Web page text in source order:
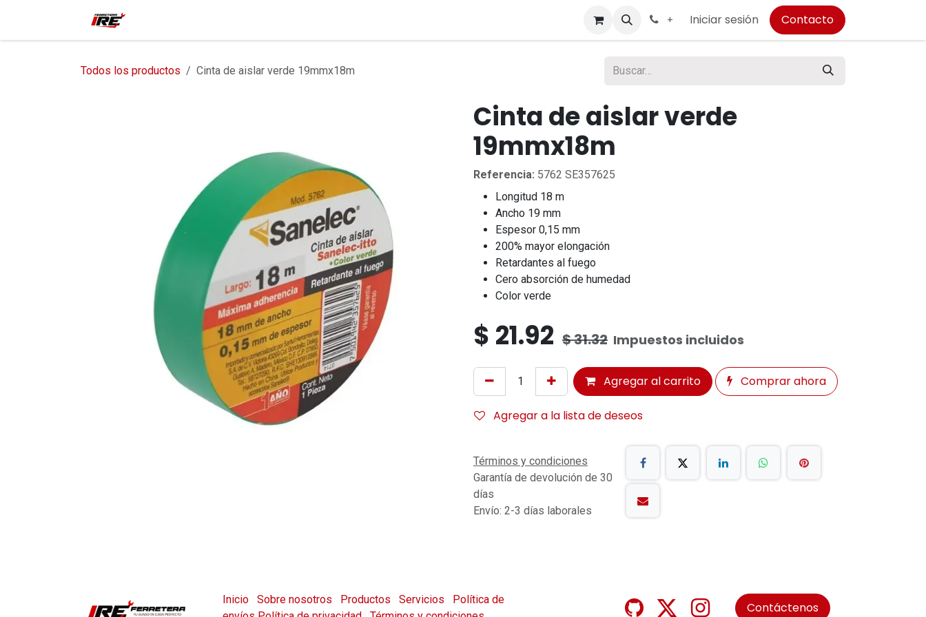
+ Iniciar sesión Contacto
Todos los productos Cinta de aislar verde 19mmx18m
Cinta de aislar verde
19mmx18m
Referencia: 5762 SE357625
Longitud 18 m
Ancho 19 mm
Espesor 0,15 mm
200% mayor elongación
Retardantes al fuego
Cero absorción de humedad
Color verde
$ 21.92 $31.32 Impuestos incluidos
Agregar al carrito Comprar ahora
Agregar a la lista de deseos
Términos y condiciones
Garantía de devolución de 30
días
Envío: 2-3 días laborales
Inicio Sobre nosotros Productos Servicios
Política de
Contáctenos